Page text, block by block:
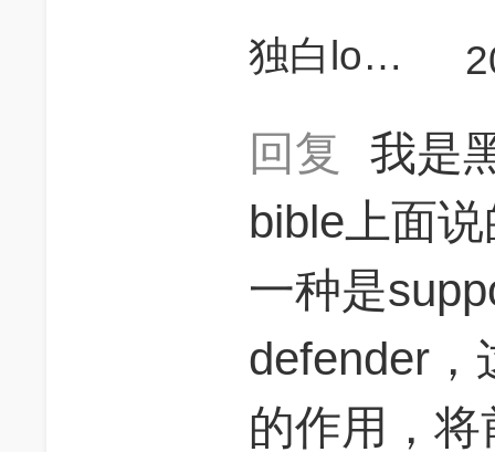
独白lonely
回复
我是
bible上面
一种是
defender，
的作用，